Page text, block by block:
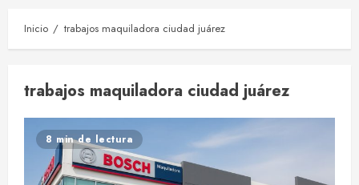
Inicio trabajos maquiladora ciudad juárez
trabajos maquiladora ciudad juárez
8 min de lectura